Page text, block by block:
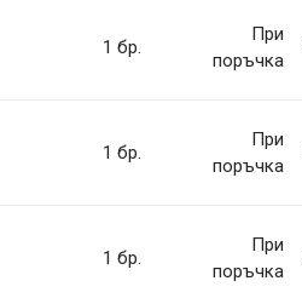
1 бр.
При
поръчка
1 бр.
При
поръчка
1 бр.
При
поръчка